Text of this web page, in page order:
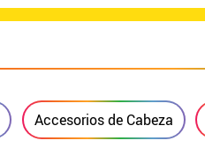
Accesorios de Cabeza